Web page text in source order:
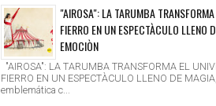
"AIROSA": LA TARUMBA
FIERRO EN UN ESPECTÀCULO LLENO
EMOCIÒN
"AIROSA": LA TARUMBA TRANSFORMA EL
FIERRO EN UN ESPECTÀCULO LLENO DE
emblemática c...